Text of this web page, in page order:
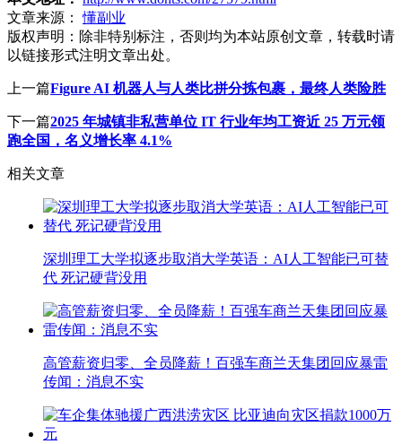
文章来源：
懂副业
版权声明： 除非特别标注，否则均为本站原创文章，转载时请
以链接形式注明文章出处。
上一篇Figure AI 机器人与人类比拼分拣包裹，最终人类险胜
下一篇2025 年城镇非私营单位 IT 行业年均工资近 25 万元领
跑全国，名义增长率 4.1%
相关文章
深圳理工大学拟逐步取消大学英语：AI人工智能已可替
代 死记硬背没用
高管薪资归零、全员降薪！百强车商兰天集团回应暴雷
传闻：消息不实